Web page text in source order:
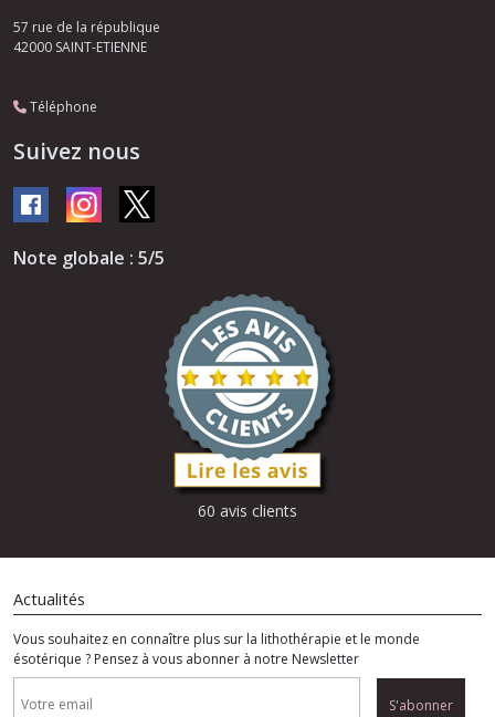
57 rue de la république
42000 SAINT-ETIENNE
Téléphone
Suivez nous
Note globale : 5/5
60 avis clients
Actualités
Vous souhaitez en connaître plus sur la lithothérapie et le monde
ésotérique ? Pensez à vous abonner à notre Newsletter
S'abonner